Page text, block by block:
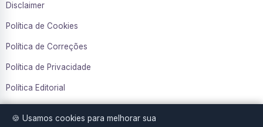
Disclaimer
Política de Cookies
Política de Correções
Política de Privacidade
Política Editorial
🍪 Usamos cookies para melhorar sua